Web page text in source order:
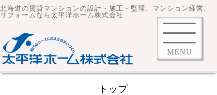
北海道の賃貸マンションの設計・施工・監理、マンション経営、
リフォームなら太平洋ホーム株式会社
MENU
トップ